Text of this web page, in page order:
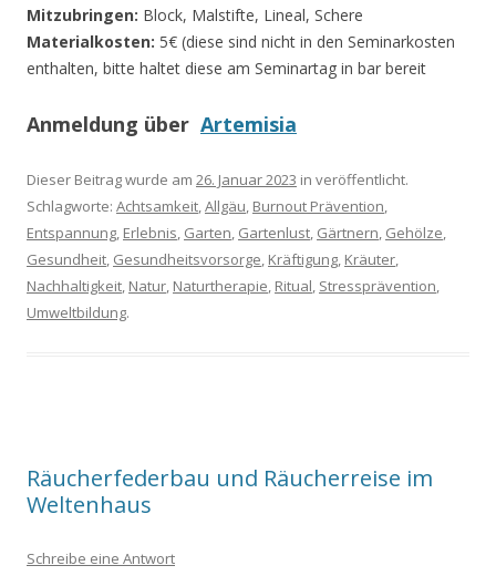
Mitzubringen: Block, Malstifte, Lineal, Schere
Materialkosten: 5€ (diese sind nicht in den Seminarkosten
enthalten, bitte haltet diese am Seminartag in bar bereit
Anmeldung über Artemisia
Dieser Beitrag wurde am 26. Januar 2023 in veröffentlicht.
Schlagworte: Achtsamkeit,Allgäu, Burnout Prävention,
Entspannung, Erlebnis, Garten, Gartenlust, Gärtnern, Gehölze,
Gesundheit, Gesundheitsvorsorge, Kräftigung, Kräuter,
Nachhaltigkeit, Natur, Naturtherapie, Ritual, Stressprävention,
Umweltbildung.
Räucherfederbau und Räucherreise im
Weltenhaus
Schreibe eine Antwort